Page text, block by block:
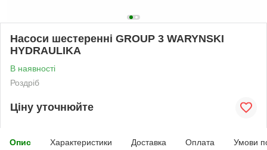
Насоси шестеренні GROUP 3 WARYNSKI
HYDRAULIKA
В наявності
Роздріб
Ціну уточнюйте
Опис Характеристики Доставка Оплата Умови